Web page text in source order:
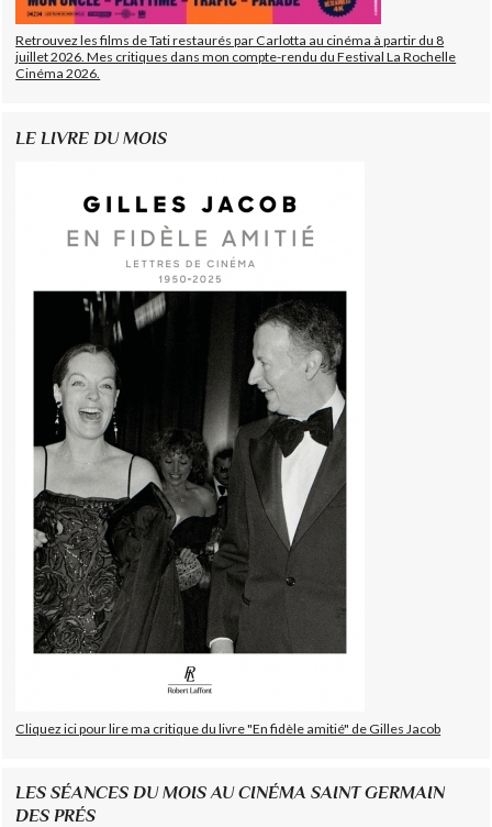
Retrouvez les films de Tati restaurés par Carlotta au cinéma à partir du 8
juillet 2026. Mes critiques dans mon compte-rendu du Festival La Rochelle
Cinéma 2026.
LE LIVRE DU MOIS
Cliquez ici pour lire ma critique du livre "En fidèle amitié" de Gilles Jacob
LES SÉANCES DU MOIS AU CINÉMA SAINT GERMAIN
DES PRÉS